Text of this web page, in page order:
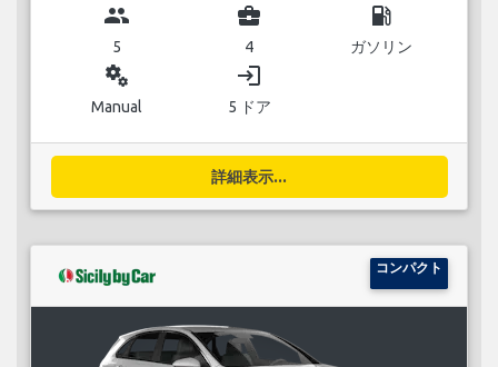
group
5
business_center
4
local_gas_station
ガソリン
miscellaneous_services
Manual
login
5 ドア
詳細表示...
コンパクト